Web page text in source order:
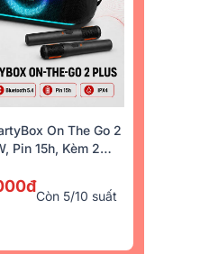
On The Go 2
Pin 15h, Kèm 2
Còn 5/10 suất